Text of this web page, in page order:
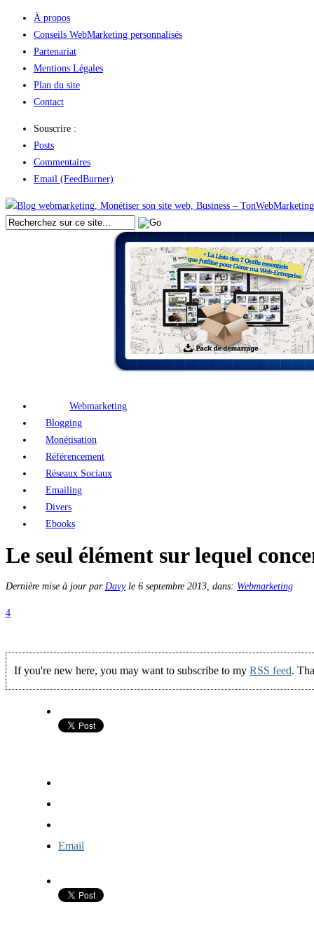
À propos
Conseils WebMarketing personnalisés
Partenariat
Mentions Légales
Plan du site
Contact
Souscrire :
Posts
Commentaires
Email (FeedBurner)
Webmarketing
Blogging
Monétisation
Référencement
Réseaux Sociaux
Emailing
Divers
Ebooks
Le seul élément sur lequel
Dernière mise à jour par Davyle 6 septembre 2013, dans: Webmarketing
4
If you're new here, you may want to subscribe to myRSS feed.
Email